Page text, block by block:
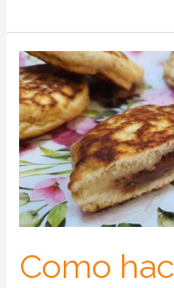
tortitas
de
plátanos
Como